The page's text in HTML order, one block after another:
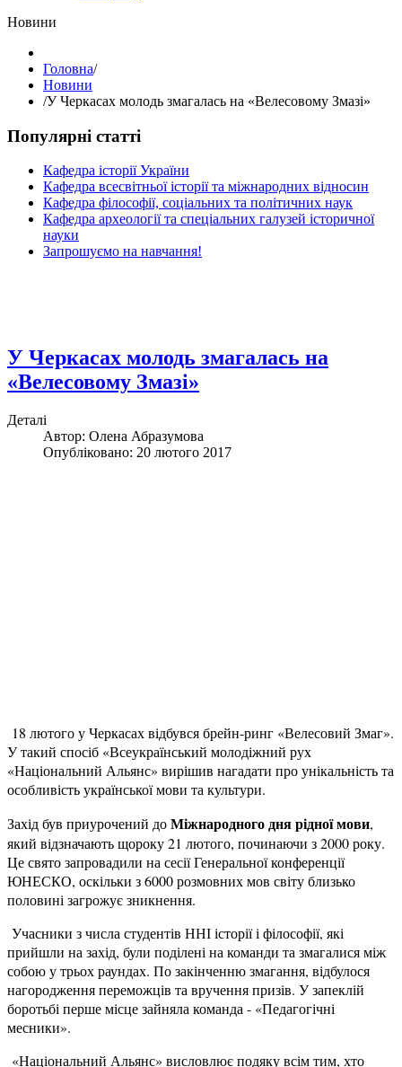
Hовини
Головна/
Hовини
/У Черкасах молодь змагалась на «Велесовому Змазі»
Популярні статті
Кафедра історії України
Кафедра всесвітньої історії та міжнародних відносин
Кафедра філософії, соціальних та політичних наук
Кафедра археології та спеціальних галузей історичної
науки
Запрошуємо на навчання!
У Черкасах молодь змагалась на
«Велесовому Змазі»
Деталі
Автор: Олена Абразумова
Опубліковано: 20 лютого 2017
18 лютого у Черкасах відбувся брейн-ринг «Велесовий Змаг».
У такий спосіб «Всеукраїнський молодіжний рух
«Національний Альянс» вирішив нагадати про унікальність та
особливість української мови та культури.
Захід був приурочений доМіжнародного дня рідної мови,
який відзначають щороку 21 лютого, починаючи з 2000 року.
Це свято запровадили на сесії Генеральної конференції
ЮНЕСКО, оскільки з 6000 розмовних мов світу близько
половині загрожує зникнення.
Учасники з числа студентів ННІ історії і філософії, які
прийшли на захід, були поділені на команди та змагалися між
собою у трьох раундах. По закінченню змагання, відбулося
нагородження переможців та вручення призів. У запеклій
боротьбі перше місце зайняла команда - «Педагогічні
месники».
«Національний Альянс» висловлює подяку всім тим, хто